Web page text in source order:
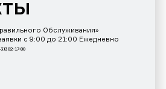
Обслуживания»
с 9:00 до 21:00 Ежедневно
17-80